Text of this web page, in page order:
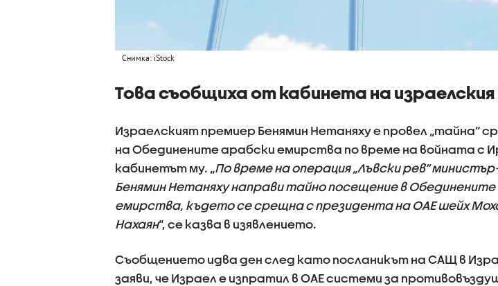
Снимка: iStock
Това съобщиха от кабинета на
Израелският премиер Бенямин Нетаняху е провел „тайна“
на Обединените арабски емирства по време на войната с
кабинетът му. „По време на операция „Лъвски рев“
Бенямин Нетаняху направи тайно посещение в
емирства, където се срещна с президента на ОАЕ шейх
Нахаян“, се казва в изявлението.
Съобщението идва ден след като посланикът на САЩ в
заяви, че Израел е изпратил в ОАЕ системи за